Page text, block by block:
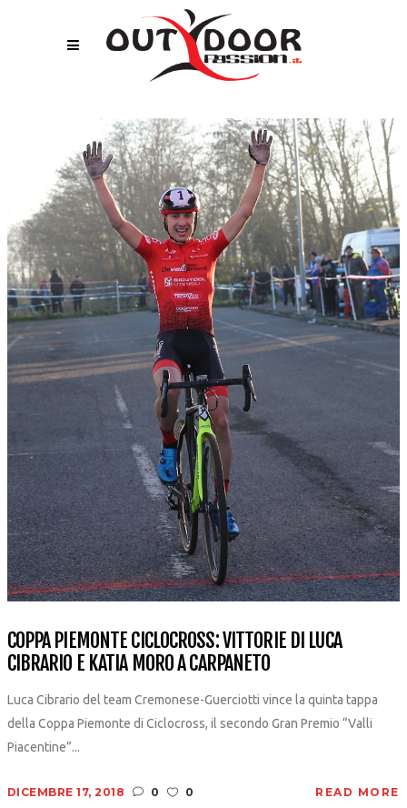
COPPA PIEMONTE CICLOCROSS: VITTORIE DI LUCA
CIBRARIO E KATIA MORO A CARPANETO
Luca Cibrario del team Cremonese-Guerciotti vince la quinta tappa
della Coppa Piemonte di Ciclocross, il secondo Gran Premio “Valli
Piacentine”...
DICEMBRE 17, 2018 0 0 READ MORE